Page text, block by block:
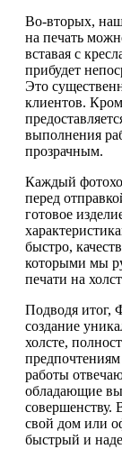
Во-вторых, наш
на печать
вставая с
прибудет
Это
клиентов.
выполнения
прозрачным.
Каждый
перед
готовое
быстро,
которыми мы
печати на
Подводя итог,
создание
холсте,
предпочтениям
работы
обладающие
совершенству.
свой дом или
быстрый и